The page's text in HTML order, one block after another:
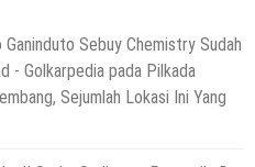
Sebuy Chemistry Sudah
- Golkarpedia pada Pilkada
Sejumlah Lokasi Ini Yang